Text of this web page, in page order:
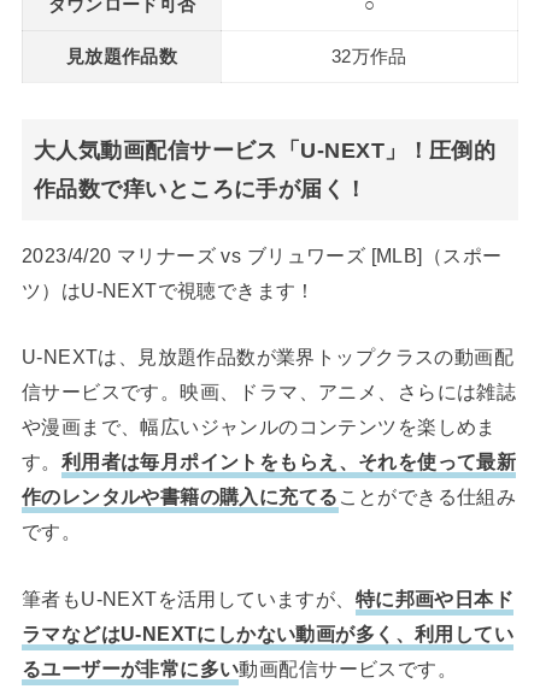
ダウンロード可否 ○
見放題作品数 32万作品
大人気動画配信サービス「U-NEXT」！圧倒的
作品数で痒いところに手が届く！
2023/4/20 マリナーズ vs ブリュワーズ [MLB]（スポー
ツ）はU-NEXTで視聴できます！
U-NEXTは、見放題作品数が業界トップクラスの動画配
信サービスです。映画、ドラマ、アニメ、さらには雑誌
や漫画まで、幅広いジャンルのコンテンツを楽しめま
す。 利用者は毎月ポイントをもらえ、それを使って最新
作のレンタルや書籍の購入に充てる ことができる仕組み
です。
筆者もU-NEXTを活用していますが、 特に邦画や日本ド
ラマなどはU-NEXTにしかない動画が多く、利用してい
るユーザーが非常に多い動画配信サービスです。